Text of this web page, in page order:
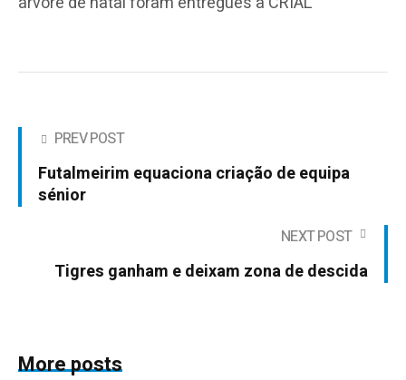
PREV POST
Futalmeirim equaciona criação de equipa
sénior
NEXT POST
Tigres ganham e deixam zona de descida
More posts